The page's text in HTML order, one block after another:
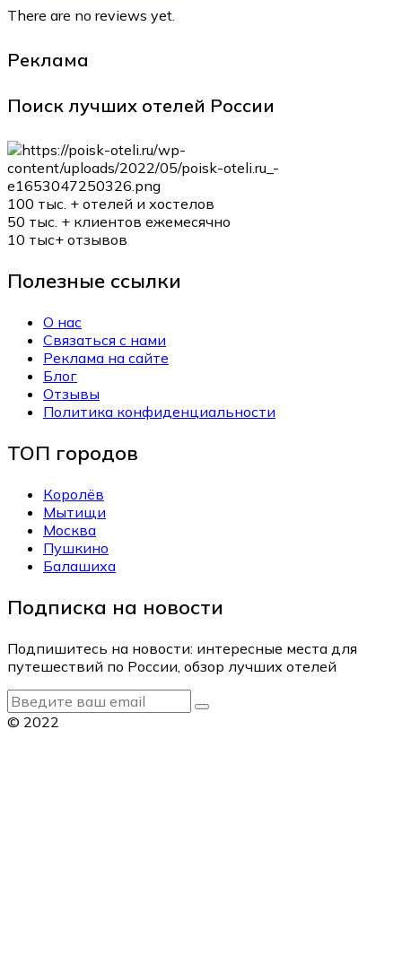
There are no reviews yet.
Реклама
Поиск лучших отелей России
100 тыс. + отелей и хостелов
50 тыс. + клиентов ежемесячно
10 тыс+ отзывов
Полезные ссылки
О нас
Связаться с нами
Реклама на сайте
Блог
Отзывы
Политика конфиденциальности
ТОП городов
Королёв
Мытищи
Москва
Пушкино
Балашиха
Подписка на новости
Подпишитесь на новости: интересные места для
путешествий по России, обзор лучших отелей
© 2022